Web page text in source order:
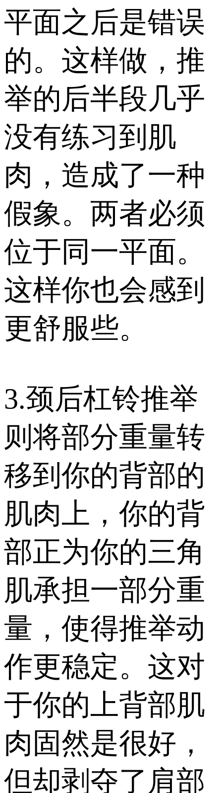
平面之后是错误
的。这样做，推
举的后半段几乎
没有练习到肌
肉，造成了一种
假象。两者必须
位于同一平面。
这样你也会感到
更舒服些。
3.颈后杠铃推举
则将部分重量转
移到你的背部的
肌肉上，你的背
部正为你的三角
肌承担一部分重
量，使得推举动
作更稳定。这对
于你的上背部肌
肉固然是很好，
但却剥夺了肩部